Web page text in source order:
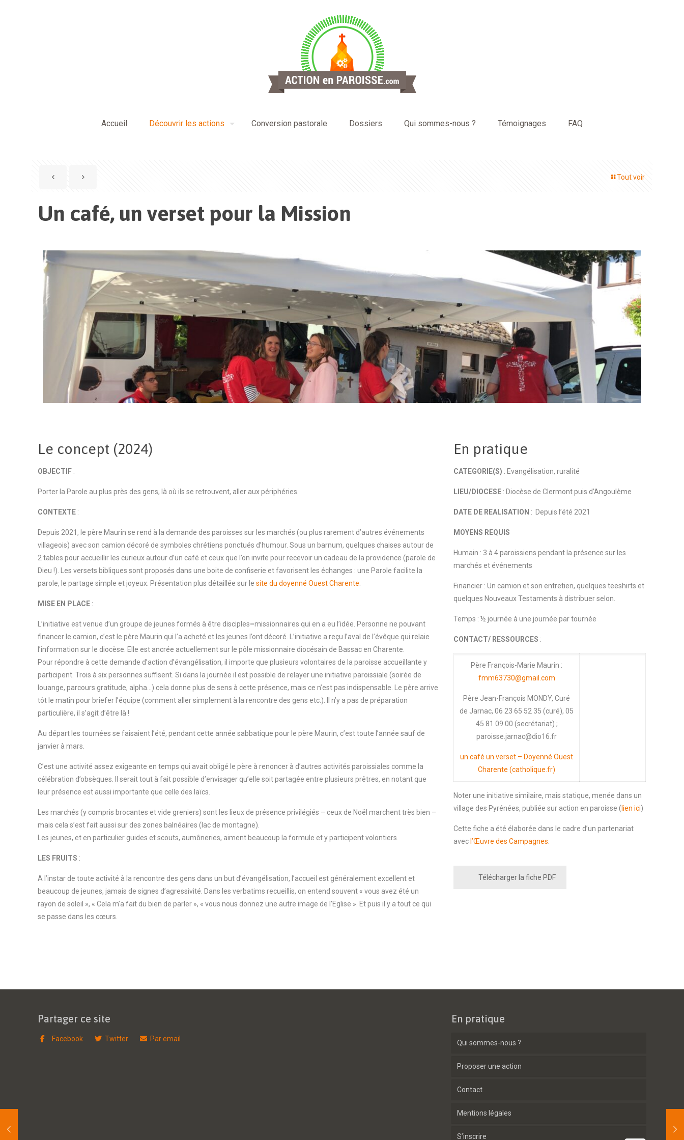
Accueil Découvrir les actions Conversion pastorale Dossiers Qui sommes-nous ? Témoignages FAQ
Tout voir
Un café, un verset pour la Mission
Le concept (2024)
OBJECTIF :
Porter la Parole au plus près des gens, là où ils se retrouvent, aller aux périphéries.
CONTEXTE :
Depuis 2021, le père Maurin se rend à la demande des paroisses sur les marchés (ou plus rarement d’autres événements
villageois) avec son camion décoré de symboles chrétiens ponctués d’humour. Sous un barnum, quelques chaises autour de
2 tables pour accueillir les curieux autour d’un café et ceux que l’on invite pour recevoir un cadeau de la providence (parole de
Dieu !). Les versets bibliques sont proposés dans une boite de confiserie et favorisent les échanges : une Parole facilite la
parole, le partage simple et joyeux. Présentation plus détaillée sur lesite du doyenné Ouest Charente
MISE EN PLACE :
L’initiative est venue d’un groupe de jeunes formés à être disciples–missionnaires qui en a eu l’idée. Personne ne pouvant
financer le camion, c’est le père Maurin qui l’a acheté et les jeunes l’ont décoré. L’initiative a reçu l’aval de l’évêque qui relaie
l’information sur le diocèse. Elle est ancrée actuellement sur le pôle missionnaire diocésain de Bassac en Charente.
Pour répondre à cette demande d’action d’évangélisation, il importe que plusieurs volontaires de la paroisse accueillante y
participent. Trois à six personnes suffisent. Si dans la journée il est possible de relayer une initiative paroissiale (soirée de
louange, parcours gratitude, alpha…) cela donne plus de sens à cette présence, mais ce n’est pas indispensable. Le père arrive
tôt le matin pour briefer l’équipe (comment aller simplement à la rencontre des gens etc.). Il n’y a pas de préparation
particulière, il s’agit d’être là !
Au départ les tournées se faisaient l’été, pendant cette année sabbatique pour le père Maurin, c’est toute l’année sauf de
janvier à mars.
C’est une activité assez exigeante en temps qui avait obligé le père à renoncer à d’autres activités paroissiales comme la
célébration d’obsèques. Il serait tout à fait possible d’envisager qu’elle soit partagée entre plusieurs prêtres, en notant que
leur présence est aussi importante que celle des laïcs.
Les marchés (y compris brocantes et vide greniers) sont les lieux de présence privilégiés – ceux de Noël marchent très bien –
mais cela s’est fait aussi sur des zones balnéaires (lac de montagne).
Les jeunes, et en particulier guides et scouts, aumôneries, aiment beaucoup la formule et y participent volontiers.
LES FRUITS :
A l’instar de toute activité à la rencontre des gens dans un but d’évangélisation, l’accueil est généralement excellent et
beaucoup de jeunes, jamais de signes d’agressivité. Dans les verbatims recueillis, on entend souvent « vous avez été un
rayon de soleil », « Cela m’a fait du bien de parler », « vous nous donnez une autre image de l’Eglise ». Et puis il y a tout ce qui
se passe dans les cœurs.
En pratique
CATEGORIE(S) : Evangélisation, ruralité
LIEU/DIOCESE : Diocèse de Clermont puis d’Angoulème
DATE DE REALISATION : Depuis l’été 2021
MOYENS REQUIS
Humain : 3 à 4 paroissiens pendant la présence sur les
marchés et événements
Financier : Un camion et son entretien, quelques teeshirts et
quelques Nouveaux Testaments à distribuer selon.
Temps : ½ journée à une journée par tournée
CONTACT/ RESSOURCES :
Père François-Marie Maurin :
fmm63730@gmail.com
Père Jean-François MONDY, Curé
de Jarnac, 06 23 65 52 35 (curé), 05
45 81 09 00 (secrétariat) ;
paroisse.jarnac@dio16.fr
un café un verset – Doyenné Ouest
Charente (catholique.fr)
Noter une initiative similaire, mais statique, menée dans un
village des Pyrénées, publiée sur action en paroisse ( lien ici)
Cette fiche a été élaborée dans le cadre d’un partenariat
avec l’Œuvre des Campagnes
Télécharger la fiche PDF
Partager ce site
Facebook Twitter Par email
En pratique
Qui sommes-nous ?
Proposer une action
Contact
Mentions légales
S’inscrire